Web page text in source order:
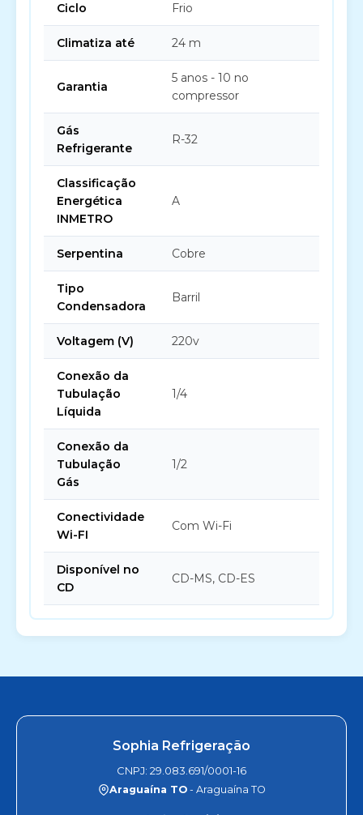
Ciclo Frio
Climatiza até 24 m
Garantia
5 anos - 10 no
compressor
Gás
Refrigerante
R-32
Classificação
Energética
INMETRO
A
Serpentina Cobre
Tipo
Condensadora
Barril
Voltagem (V) 220v
Conexão da
Tubulação
Líquida
1/4
Conexão da
Tubulação
Gás
1/2
Conectividade
Wi-FI
Com Wi-Fi
Disponível no
CD
CD-MS, CD-ES
Sophia Refrigeração
CNPJ: 29.083.691/0001-16
Araguaína TO- Araguaína TO